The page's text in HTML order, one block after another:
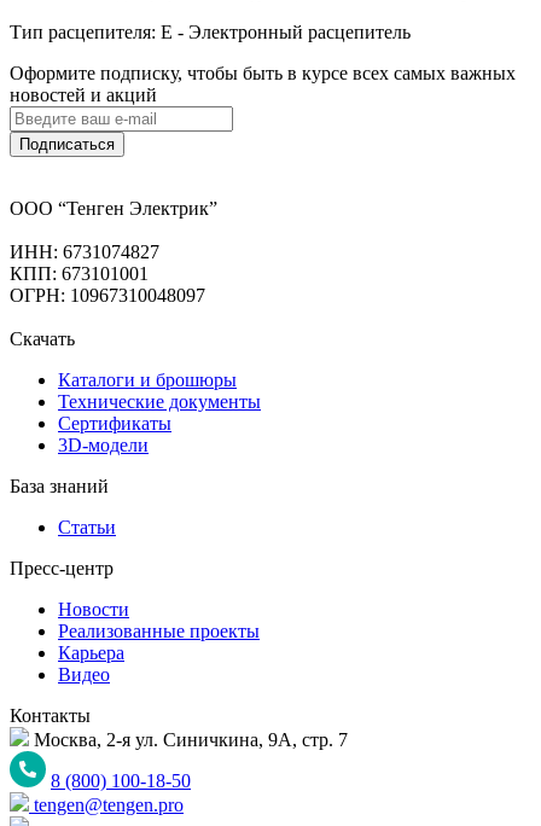
Тип расцепителя: E - Электронный расцепитель
Оформите подписку, чтобы быть в курсе всех самых важных
новостей и акций
Подписаться
ООО “Тенген Электрик”
ИНН: 6731074827
КПП: 673101001
ОГРН: 10967310048097
Скачать
Каталоги и брошюры
Технические документы
Сертификаты
3D-модели
База знаний
Статьи
Пресс-центр
Новости
Реализованные проекты
Карьера
Видео
Контакты
Москва, 2-я ул. Синичкина, 9А, стр. 7
8 (800) 100-18-50
tengen@tengen.pro